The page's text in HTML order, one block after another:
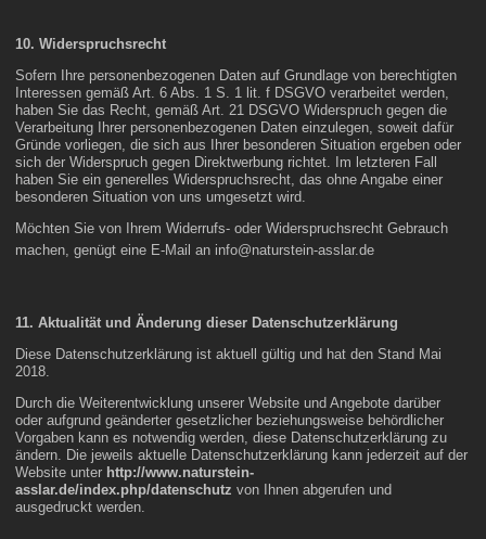
10. Widerspruchsrecht
Sofern Ihre personenbezogenen Daten auf Grundlage von berechtigten
Interessen gemäß Art. 6 Abs. 1 S. 1 lit. f DSGVO verarbeitet werden,
haben Sie das Recht, gemäß Art. 21 DSGVO Widerspruch gegen die
Verarbeitung Ihrer personenbezogenen Daten einzulegen, soweit dafür
Gründe vorliegen, die sich aus Ihrer besonderen Situation ergeben oder
sich der Widerspruch gegen Direktwerbung richtet. Im letzteren Fall
haben Sie ein generelles Widerspruchsrecht, das ohne Angabe einer
besonderen Situation von uns umgesetzt wird.
Möchten Sie von Ihrem Widerrufs- oder Widerspruchsrecht Gebrauch
machen, genügt eine E-Mail an info@naturstein-asslar.de
11. Aktualität und Änderung dieser Datenschutzerklärung
Diese Datenschutzerklärung ist aktuell gültig und hat den Stand Mai
2018.
Durch die Weiterentwicklung unserer Website und Angebote darüber
oder aufgrund geänderter gesetzlicher beziehungsweise behördlicher
Vorgaben kann es notwendig werden, diese Datenschutzerklärung zu
ändern. Die jeweils aktuelle Datenschutzerklärung kann jederzeit auf der
Website unter http://www.naturstein-
asslar.de/index.php/datenschutzvon Ihnen abgerufen und
ausgedruckt werden.